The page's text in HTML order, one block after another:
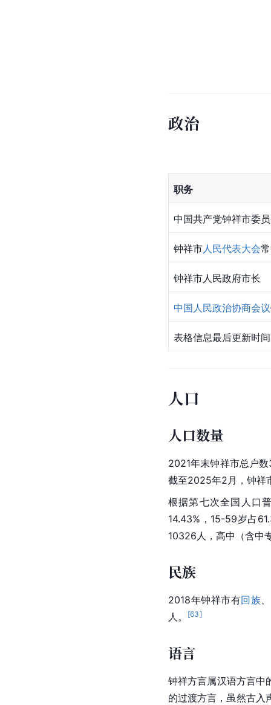
政治
职务
中国共产党钟祥市委
钟祥市人民代表大会
钟祥市人民政府市长
中国人民政治协商会议
表格信息最后更新时
人口
人口数量
2021年末钟祥市总户
截至2025年2月，钟祥
根据第七次全国人口
14.43%，15-59岁占
10326人， 高中 （含中
民族
2018年钟祥市有回族
人。
[63]
语言
钟祥方言属汉语方言中
的过渡方言，虽然古入